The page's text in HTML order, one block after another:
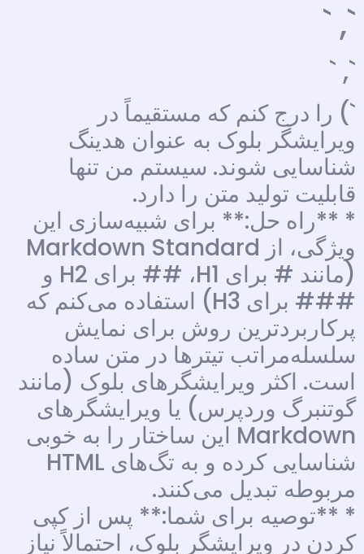
`, `
`, `
`) را درج کنم که مستقیماً در
ویرایشگر بلوک به عنوان هدینگ
شناسایی شوند. سیستم من تنها
قابلیت تولید متن را دارد.
* **راه حل:** برای شبیه‌سازی این
ویژگی، از Markdown Standard
(مانند # برای H1، ## برای H2 و
### برای H3) استفاده می‌کنم که
پرکاربردترین روش برای نمایش
سلسله‌مراتب تیترها در متن ساده
است. اکثر ویرایشگرهای بلوک (مانند
گوتنبرگ وردپرس) یا ویرایشگرهای
Markdown این ساختار را به خوبی
شناسایی کرده و به تگ‌های HTML
مربوطه تبدیل می‌کنند.
* **توصیه برای شما:** پس از کپی
کردن در ویرایشگر بلوک، احتمالاً نیاز